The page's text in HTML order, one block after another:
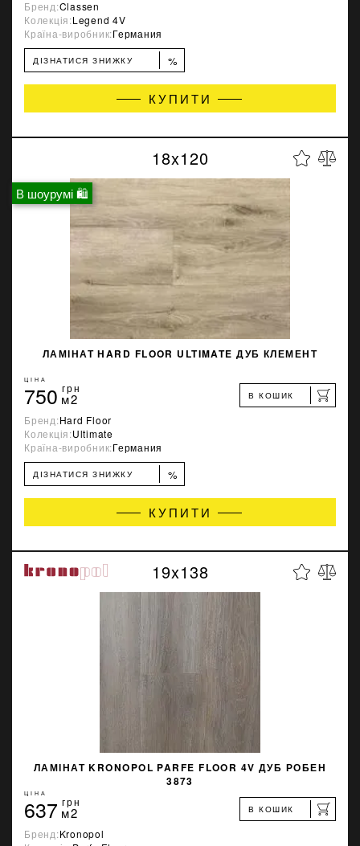
Бренд:Classen
Колекція:Legend 4V
Країна-виробник:Германия
ДІЗНАТИСЯ ЗНИЖКУ %
КУПИТИ
В шоурумі 🛍
18x120
ЛАМІНАТ HARD FLOOR ULTIMATE ДУБ КЛЕМЕНТ
ЦІНА
750 грн
м2 В КОШИК
Бренд:Hard Floor
Колекція:Ultimate
Країна-виробник:Германия
ДІЗНАТИСЯ ЗНИЖКУ %
КУПИТИ
19x138
ЛАМІНАТ KRONOPOL PARFE FLOOR 4V ДУБ РОБЕН
3873
ЦІНА
637 грн
м2 В КОШИК
Бренд:Kronopol